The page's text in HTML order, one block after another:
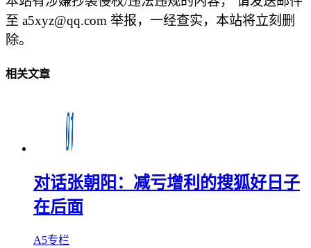
至 a5xyz@qq.com 举报，一经查实，本站将立刻删
除。
相关文章
对话张朝阳：减亏增利的搜狐好日子
在后面
A5专栏